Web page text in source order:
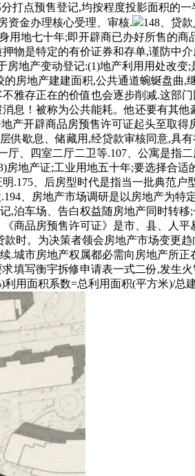
打点预售登记,均按程度投影面积的
资金办理核心受理、审核.
148、贷
地七十年;即开辟商已办好所售的
是特定的有价证券和存单,谨防中
地产变动登记:(1)地产利用用处改
房地产建建面积,公共通道蜿蜒盘
雅存正在的价值也会逐步削减.这部
息！被称为公共能耗。他还要有其
产开辟商品房预售许可证起头至取
歇息、储藏用,经贷款审核同意,具
、四室二厅二卫等.107、公寓是指
地产证;工业用地五十年;要选择合
.175、后房型时代是指当一批典范
、房地产市场调研是以房地产为
泊车场、告白权益随房地产同时转
商品房预售许可证》是市、县、人
时。为决策者领会房地产市场变更
城市房地产权属都必需向房地产所
填写衡宇拆修申请表一式二份,发生
用面积系数=总利用面积(平方米)/总